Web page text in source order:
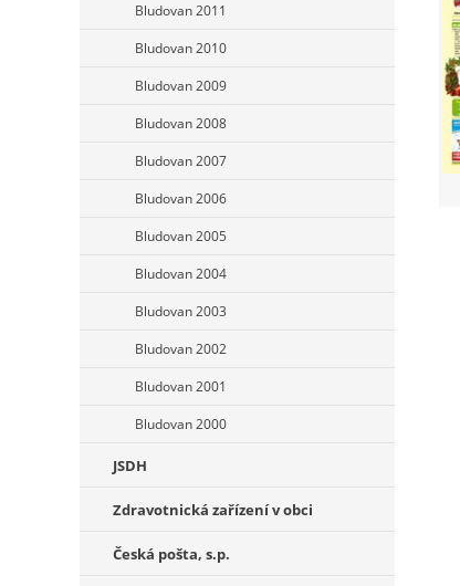
Bludovan 2011
Bludovan 2010
Bludovan 2009
Bludovan 2008
Bludovan 2007
Bludovan 2006
Bludovan 2005
Bludovan 2004
Bludovan 2003
Bludovan 2002
Bludovan 2001
Bludovan 2000
JSDH
Zdravotnická zařízení v obci
Česká pošta, s.p.